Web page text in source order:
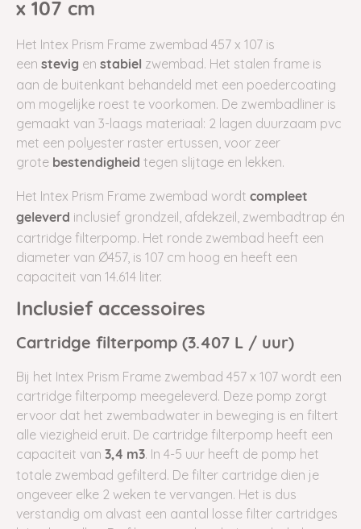
x 107 cm
Het Intex Prism Frame zwembad 457 x 107 is
een stevig en stabiel zwembad. Het stalen frame is
aan de buitenkant behandeld met een poedercoating
om mogelijke roest te voorkomen. De zwembadliner is
gemaakt van 3-laags materiaal: 2 lagen duurzaam pvc
met een polyester raster ertussen, voor zeer
grote bestendigheid tegen slijtage en lekken.
Het Intex Prism Frame zwembad wordt compleet
geleverd inclusief grondzeil, afdekzeil, zwembadtrap én
cartridge filterpomp. Het ronde zwembad heeft een
diameter van Ø457, is 107 cm hoog en heeft een
capaciteit van 14.614 liter.
Inclusief accessoires
Cartridge filterpomp (3.407 L / uur)
Bij het Intex Prism Frame zwembad 457 x 107 wordt een
cartridge filterpomp meegeleverd. Deze pomp zorgt
ervoor dat het zwembadwater in beweging is en filtert
alle viezigheid eruit. De cartridge filterpomp heeft een
capaciteit van 3,4 m3. In 4-5 uur heeft de pomp het
totale zwembad gefilterd. De filter cartridge dien je
ongeveer elke 2 weken te vervangen. Het is dus
verstandig om alvast een aantal losse filter cartridges